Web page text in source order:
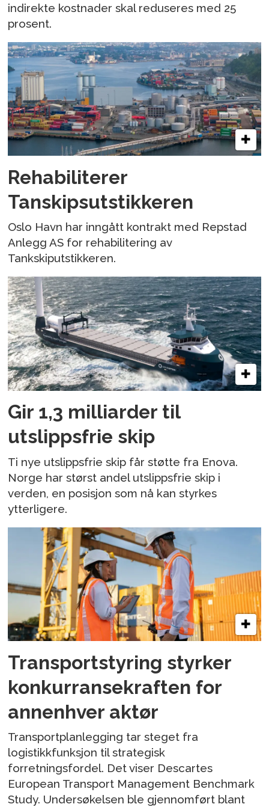
indirekte kostnader skal reduseres med 25
prosent.
Rehabiliterer
Tanskipsutstikkeren
Oslo Havn har inngått kontrakt med Repstad
Anlegg AS for rehabilitering av
Tankskiputstikkeren.
Gir 1,3 milliarder til
utslippsfrie skip
Ti nye utslippsfrie skip får støtte fra Enova.
Norge har størst andel utslippsfrie skip i
verden, en posisjon som nå kan styrkes
ytterligere.
Transportstyring styrker
konkurransekraften for
annenhver aktør
Transportplanlegging tar steget fra
logistikkfunksjon til strategisk
forretningsfordel. Det viser Descartes
European Transport Management Benchmark
Study. Undersøkelsen ble gjennomført blant